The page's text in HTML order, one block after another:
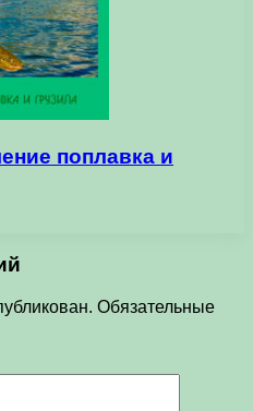
поплавка и
Обязательные